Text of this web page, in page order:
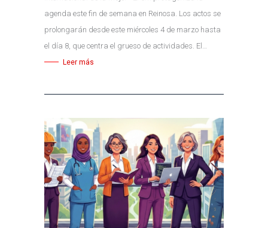
agenda este fin de semana en Reinosa. Los actos se
prolongarán desde este miércoles 4 de marzo hasta
el día 8, que centra el grueso de actividades. El…
Leer más